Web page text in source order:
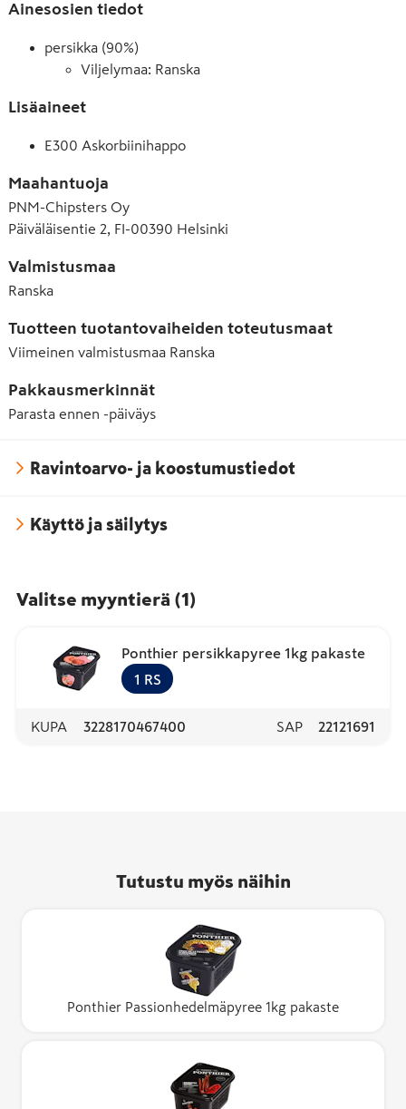
Ainesosien tiedot
persikka (90%)
Viljelymaa: Ranska
Lisäaineet
E300 Askorbiinihappo
Maahantuoja
PNM-Chipsters Oy
Päiväläisentie 2, FI-00390 Helsinki
Valmistusmaa
Ranska
Tuotteen tuotantovaiheiden toteutusmaat
Viimeinen valmistusmaa Ranska
Pakkausmerkinnät
Parasta ennen -päiväys
Ravintoarvo- ja koostumustiedot
Käyttö ja säilytys
Valitse myyntierä (1 )
Ponthier persikkapyree 1kg pakaste
1 RS
KUPA 3228170467400 SAP 22121691
Tutustu myös näihin
Ponthier Passionhedelmäpyree 1kg pakaste